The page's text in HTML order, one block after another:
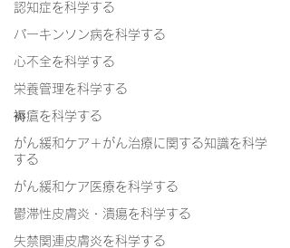
認知症を科学する
パーキンソン病を科学する
心不全を科学する
栄養管理を科学する
褥瘡を科学する
がん緩和ケア＋がん治療に関する知識を科学
する
がん緩和ケア医療を科学する
鬱滞性皮膚炎・潰瘍を科学する
失禁関連皮膚炎を科学する